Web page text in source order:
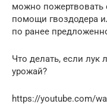
можно пожертвовать
помощи гвоздодера
по ранее
Что делать, если лук
урожай?
https://youtube.com/